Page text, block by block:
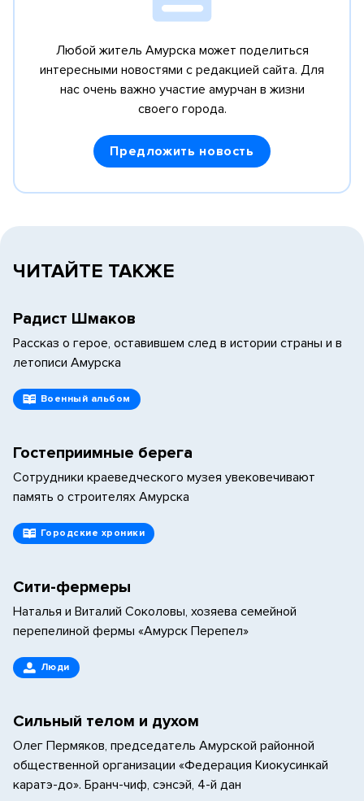
Любой житель Амурска может поделиться
интересными новостями с редакцией сайта. Для
нас очень важно участие амурчан в жизни
своего города.
Предложить новость
ЧИТАЙТЕ ТАКЖЕ
Радист Шмаков
Рассказ о герое, оставившем след в истории страны и в
летописи Амурска
Военный альбом
Гостеприимные берега
Сотрудники краеведческого музея увековечивают
память о строителях Амурска
Городские хроники
Сити-фермеры
Наталья и Виталий Соколовы, хозяева семейной
перепелиной фермы «Амурск Перепел»
Люди
Сильный телом и духом
Олег Пермяков, председатель Амурской районной
общественной организации «Федерация Киокусинкай
каратэ-до». Бранч-чиф, сэнсэй, 4-й дан